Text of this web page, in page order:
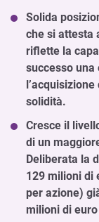
Solida
che si attesta
riflette la
successo
solidità.
Cresce il
di un
Deliberata la
129 milioni di
per azione)
milioni di